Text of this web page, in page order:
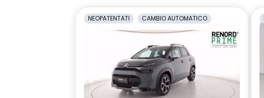
NEOPATENTATI CAMBIO AUTOMATICO